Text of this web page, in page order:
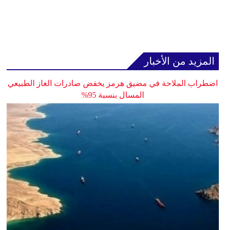
المزيد من الأخبار
اضطراب الملاحة في مضيق هرمز يخفض صادرات الغاز الطبيعي
المسال بنسبة 95%